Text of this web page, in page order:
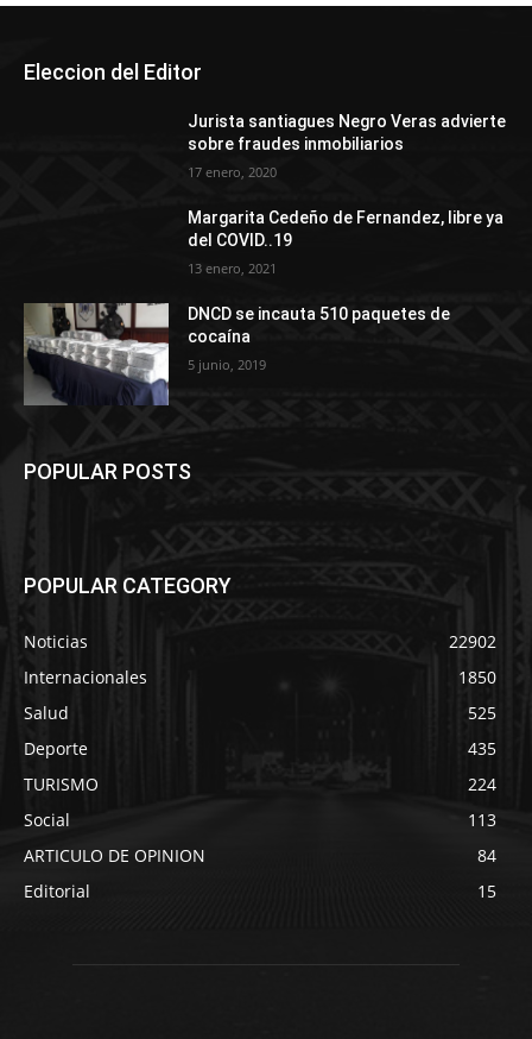
Eleccion del Editor
Jurista santiagues Negro Veras advierte
sobre fraudes inmobiliarios
17 enero, 2020
Margarita Cedeño de Fernandez, libre ya
del COVID..19
13 enero, 2021
DNCD se incauta 510 paquetes de
cocaína
5 junio, 2019
POPULAR POSTS
POPULAR CATEGORY
Noticias
22902
Internacionales
1850
Salud
525
Deporte
435
TURISMO
224
Social
113
ARTICULO DE OPINION
84
Editorial
15